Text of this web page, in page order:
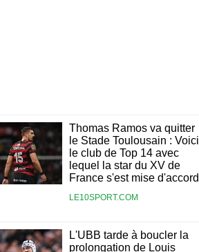
Thomas Ramos va quitter
le Stade Toulousain : Voici
le club de Top 14 avec
lequel la star du XV de
France s'est mise d'accord
LE10SPORT.COM
L'UBB tarde à boucler la
prolongation de Louis